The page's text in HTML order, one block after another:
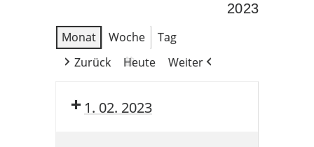
2023
Monat
Woche
Tag
Zurück
Heute Weiter
1. 02. 2023